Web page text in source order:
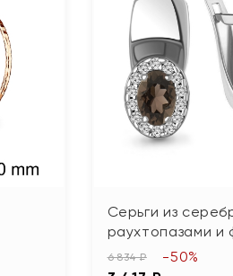
Серьги из
раухтопазами и
6 834 ₽ -50%